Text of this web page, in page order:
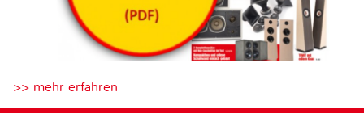
>> mehr erfahren